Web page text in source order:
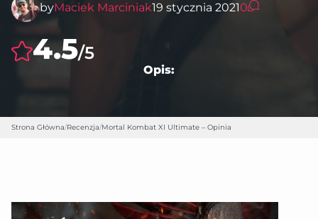
byMaciek Marciniak19 stycznia 20210
4.5/5
Opis:
Strona Główna/Recenzja/Mortal Kombat XI Ultimate – Opinia